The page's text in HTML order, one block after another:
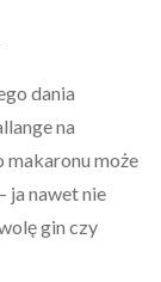
dania
na
makaronu może
ja nawet nie
gin czy